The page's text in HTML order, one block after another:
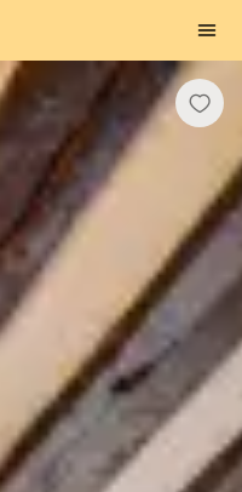
Bairro